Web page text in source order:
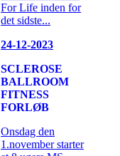
For Life inden for
det sidste...
24-12-2023
SCLEROSE
BALLROOM
FITNESS
FORLØB
Onsdag den
1.november starter